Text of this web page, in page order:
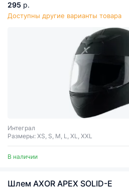
295 р.
Доступны другие варианты товара
Интеграл
Размеры: XS, S, M, L, XL, XXL
В наличии
Шлем AXOR APEX SOLID-E